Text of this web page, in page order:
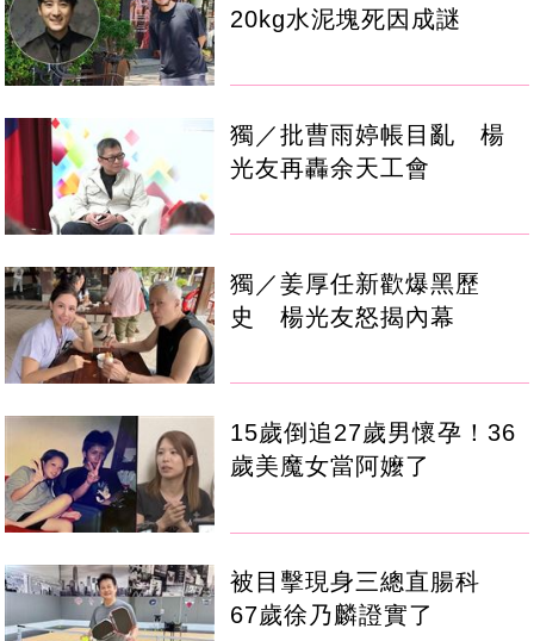
20kg水泥塊死因成謎
獨／批曹雨婷帳目亂 楊
光友再轟余天工會
獨／姜厚任新歡爆黑歷
史 楊光友怒揭內幕
15歲倒追27歲男懷孕！36
歲美魔女當阿嬤了
被目擊現身三總直腸科
67歲徐乃麟證實了